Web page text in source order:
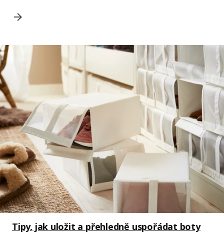
Tipy, jak uložit a přehledně uspořádat boty